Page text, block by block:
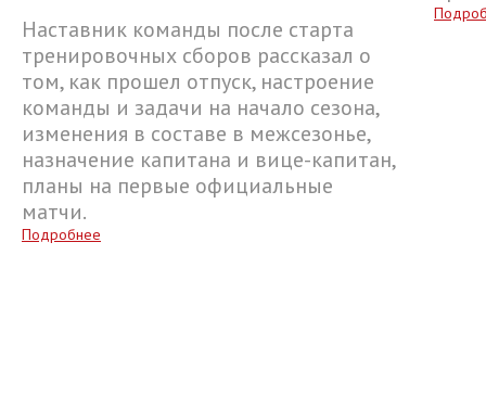
Наставник команды после старта
тренировочных сборов рассказал о
том, как прошел отпуск, настроение
команды и задачи на начало сезона,
изменения в составе в межсезонье,
назначение капитана и вице-капитан,
планы на первые официальные
матчи.
Подробнее